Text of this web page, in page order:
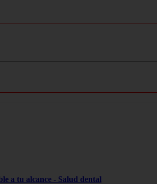
a tu alcance - Salud dental